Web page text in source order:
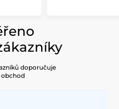
doporučuje
obchod